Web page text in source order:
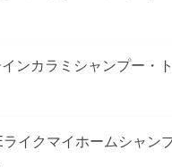
ンカラミシャンプー・
ライクマイホームシャン